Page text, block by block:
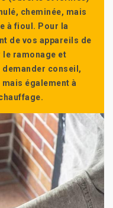
cheminée, mais
à fioul. Pour la
de vos appareils de
le ramonage et
demander conseil,
également à